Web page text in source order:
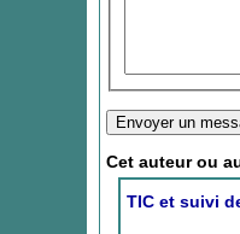
Cet auteur ou
TIC et suivi